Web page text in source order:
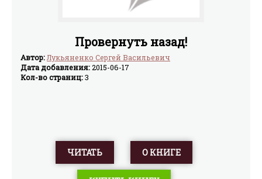
Провернуть назад!
Автор: Лукьяненко Сергей Васильевич
Дата добавления:2015-06-17
Кол-во страниц:3
ЧИТАТЬ О КНИГЕ